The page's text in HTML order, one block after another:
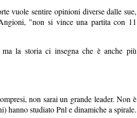
vuole sentire opinioni diverse dalle sue,
"non si vince una partita con 11
la storia ci insegna che è anche più
non sarai un grande leader. Non è
hanno studiato Pnl e dinamiche a spirale.